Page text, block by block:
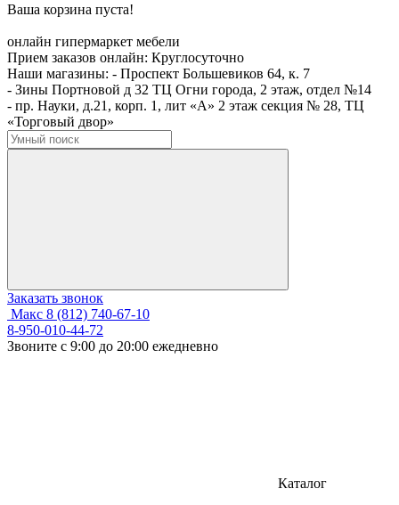
Ваша корзина пуста!
онлайн гипермаркет мебели
Прием заказов онлайн: Круглосуточно
Наши магазины: - Проспект Большевиков 64, к. 7
- Зины Портновой д 32 ТЦ Огни города, 2 этаж, отдел №14
- пр. Науки, д.21, корп. 1, лит «А» 2 этаж секция № 28, ТЦ
«Торговый двор»
Заказать звонок
Макс 8 (812) 740-67-10
8-950-010-44-72
Звоните с 9:00 до 20:00 ежедневно
Каталог